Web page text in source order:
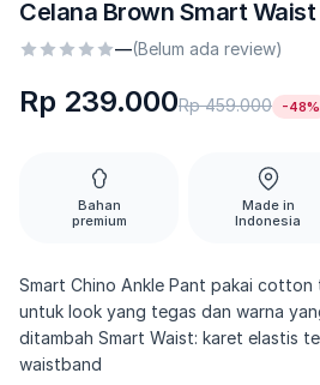
Celana Brown Smart
—(Belum ada review)
Rp 239.000Rp 459.000 -48%
Bahan
premium
Made in
Indonesia
Smart Chino Ankle Pant pakai
untuk look yang tegas dan warna
ditambah Smart Waist: karet elastis
waistband